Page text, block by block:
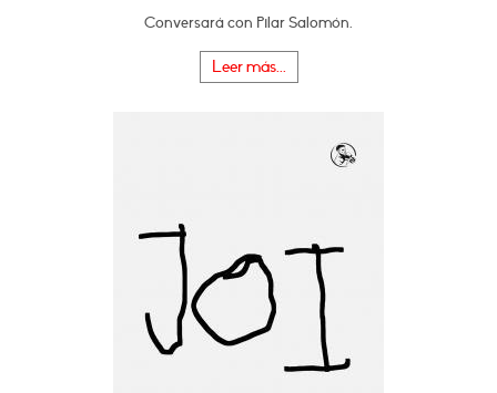
Conversará con Pilar Salomón.
Leer más...